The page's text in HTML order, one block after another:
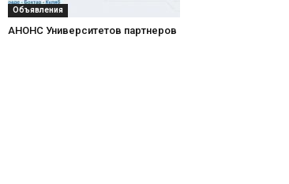
Объявления
АНОНС Университетов партнеров